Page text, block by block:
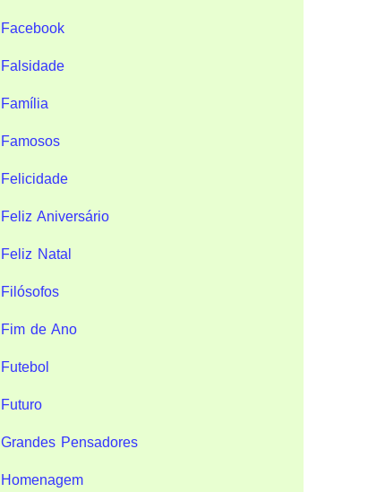
Facebook
Falsidade
Família
Famosos
Felicidade
Feliz Aniversário
Feliz Natal
Filósofos
Fim de Ano
Futebol
Futuro
Grandes Pensadores
Homenagem